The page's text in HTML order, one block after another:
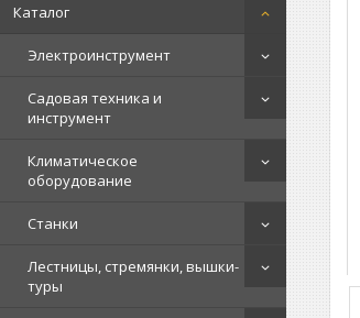
Каталог
Электроинструмент
Садовая техника и
инструмент
Климатическое
оборудование
Станки
Лестницы, стремянки, вышки-
туры